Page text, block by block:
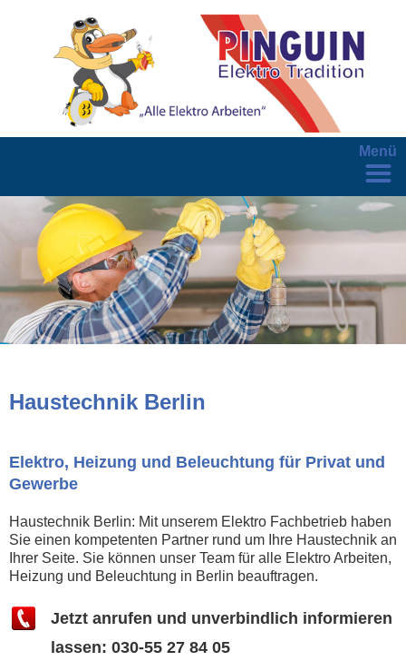
Menü
Haustechnik Berlin
Elektro, Heizung und Beleuchtung für Privat und
Gewerbe
Haustechnik Berlin: Mit unserem Elektro Fachbetrieb haben
Sie einen kompetenten Partner rund um Ihre Haustechnik an
Ihrer Seite. Sie können unser Team für alle Elektro Arbeiten,
Heizung und Beleuchtung in Berlin beauftragen.
Jetzt anrufen und unverbindlich informieren
lassen: 030-55 27 84 05